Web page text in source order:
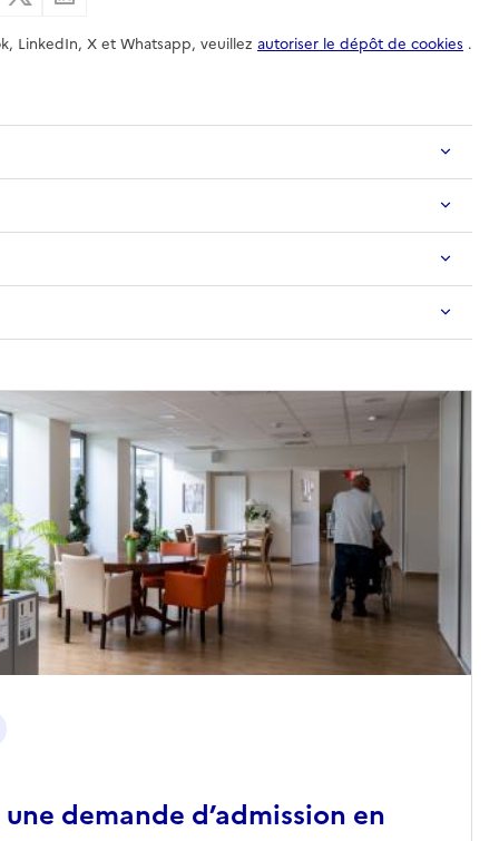
LinkedIn, X et Whatsapp, veuillez autoriser le dépôt de cookies .
demande d’admission en